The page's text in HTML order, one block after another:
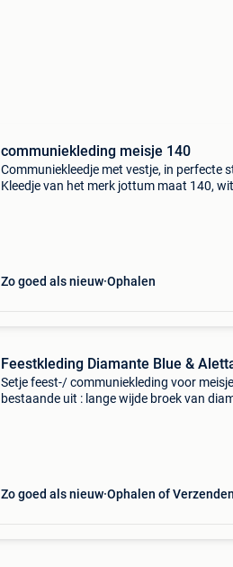
communiekleding meisje 140
Communiekleedje met vestje, in perfecte
Kleedje van het merk jottum maat 140,
Zo goed als nieuw Ophalen
Feestkleding Diamante Blue &
Setje feest-/ communiekleding voor meisje
bestaande uit : lange wijde broek van
Zo goed als nieuw Ophalen of Verzenden